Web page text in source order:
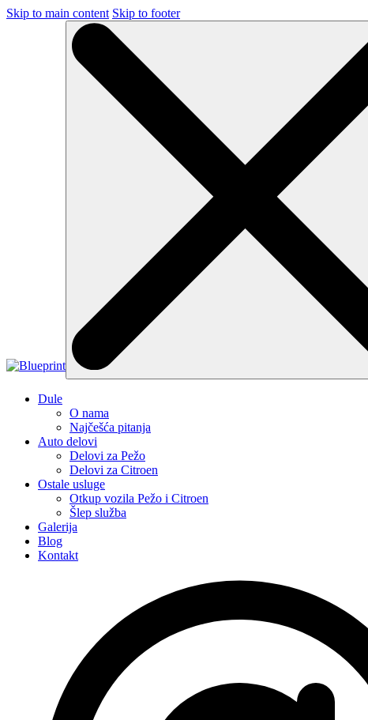
Skip to main content Skip to footer
Dule
O nama
Najčešća pitanja
Auto delovi
Delovi za Pežo
Delovi za Citroen
Ostale usluge
Otkup vozila Pežo i Citroen
Šlep služba
Galerija
Blog
Kontakt